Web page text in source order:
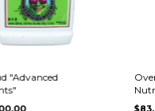
"Advanced